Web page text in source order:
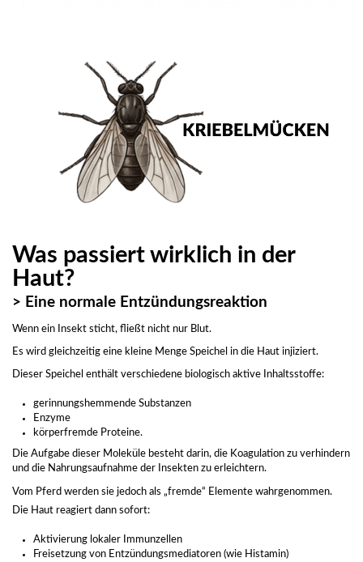
Was passiert wirklich in der
Haut?
> Eine normale Entzündungsreaktion
Wenn ein Insekt sticht, fließt nicht nur Blut.
Es wird gleichzeitig eine kleine Menge Speichel in die Haut injiziert.
Dieser Speichel enthält verschiedene biologisch aktive Inhaltsstoffe:
gerinnungshemmende Substanzen
Enzyme
körperfremde Proteine.
Die Aufgabe dieser Moleküle besteht darin, die Koagulation zu verhindern
und die Nahrungsaufnahme der Insekten zu erleichtern.
Vom Pferd werden sie jedoch als „fremde“ Elemente wahrgenommen.
Die Haut reagiert dann sofort:
Aktivierung lokaler Immunzellen
Freisetzung von Entzündungsmediatoren (wie Histamin)